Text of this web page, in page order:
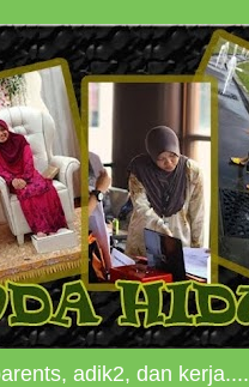
adik2, dan kerja....